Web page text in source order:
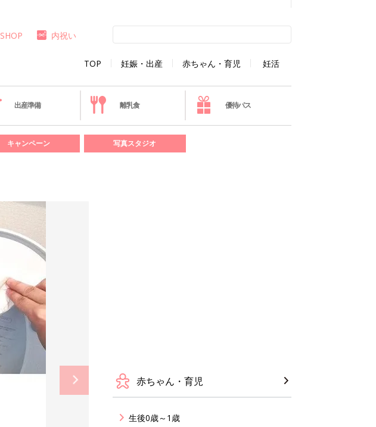
TOP 妊娠・出産 赤ちゃん・育児 妊活
SHOP 内祝い
出産準備 離乳食 優待パス
キャンペーン 写真スタジオ
赤ちゃん・育児
生後0歳～1歳